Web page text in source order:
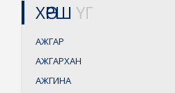
ХӨРШ ҮГ
АЖГАР
АЖГАРХАН
АЖГИНА